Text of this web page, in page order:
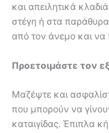
και απειλητικά
στέγη ή στα
από τον άνεμο και να
Προετοιμάστε τον
Μαζέψτε και
που μπορούν να
καταιγίδας. Έπιπλα